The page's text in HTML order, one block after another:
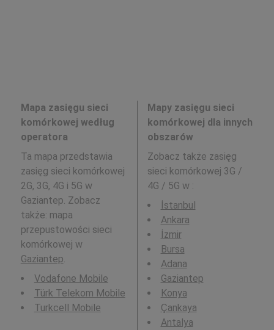
Mapa zasięgu sieci
komórkowej według
operatora
Ta mapa przedstawia
zasięg sieci komórkowej
2G, 3G, 4G i 5G w
Gaziantep. Zobacz
także: mapa
przepustowości sieci
komórkowej w
Gaziantep
Vodafone Mobile
Türk Telekom Mobile
Turkcell Mobile
Mapy zasięgu sieci
komórkowej dla innych
obszarów
Zobacz także zasięg
sieci komórkowej 3G /
4G / 5G w :
İstanbul
Ankara
İzmir
Bursa
Adana
Gaziantep
Konya
Çankaya
Antalya